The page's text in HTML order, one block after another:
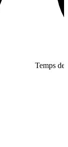
Temps de